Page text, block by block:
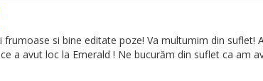
frumoase si bine editate poze! Va multumim din
a avut loc la Emerald ! Ne bucurăm din suflet ca